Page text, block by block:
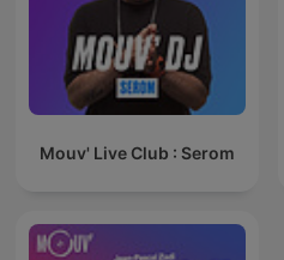
Mouv' Live Club : Serom